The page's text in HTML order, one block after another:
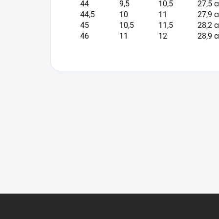
44
9,5 10,5
27,5
44,5
10 11
27,9
45
10,5 11,5
28,2
46
11 12 28,9